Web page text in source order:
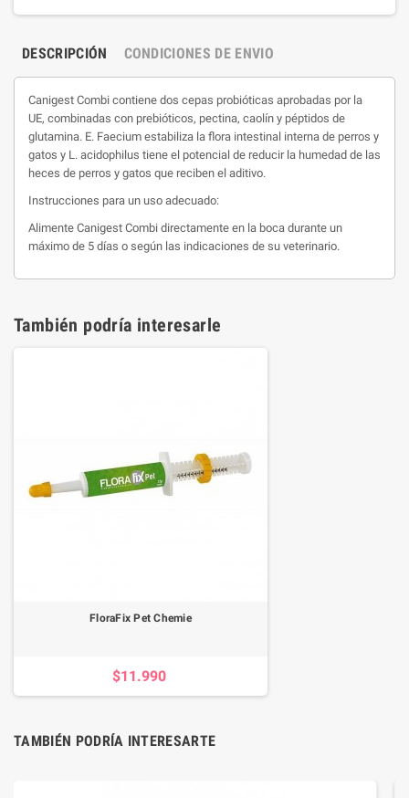
DESCRIPCIÓN CONDICIONES DE ENVIO
Canigest Combi contiene dos cepas probióticas aprobadas por la
UE, combinadas con prebióticos, pectina, caolín y péptidos de
glutamina. E. Faecium estabiliza la flora intestinal interna de perros y
gatos y L. acidophilus tiene el potencial de reducir la humedad de las
heces de perros y gatos que reciben el aditivo.
Instrucciones para un uso adecuado:
Alimente Canigest Combi directamente en la boca durante un
máximo de 5 días o según las indicaciones de su veterinario.
También podría interesarle
FloraFix Pet Chemie
$11.990
TAMBIÉN PODRÍA INTERESARTE